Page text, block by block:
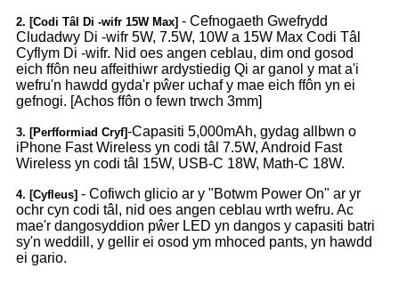
2. [Codi Tâl Di -wifr 15W Max] - Cefnogaeth Gwefrydd
Cludadwy Di -wifr 5W, 7.5W, 10W a 15W Max Codi Tâl
Cyflym Di -wifr. Nid oes angen ceblau, dim ond gosod
eich ffôn neu affeithiwr ardystiedig Qi ar ganol y mat a'i
wefru'n hawdd gyda'r pŵer uchaf y mae eich ffôn yn ei
gefnogi. [Achos ffôn o fewn trwch 3mm]
3. [Perfformiad Cryf]-Capasiti 5,000mAh, gydag allbwn o
iPhone Fast Wireless yn codi tâl 7.5W, Android Fast
Wireless yn codi tâl 15W, USB-C 18W, Math-C 18W.
4. [Cyfleus] - Cofiwch glicio ar y "Botwm Power On" ar yr
ochr cyn codi tâl, nid oes angen ceblau wrth wefru. Ac
mae'r dangosyddion pŵer LED yn dangos y capasiti batri
sy'n weddill, y gellir ei osod ym mhoced pants, yn hawdd
ei gario.